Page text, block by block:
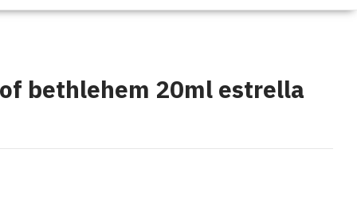
bethlehem 20ml estrella